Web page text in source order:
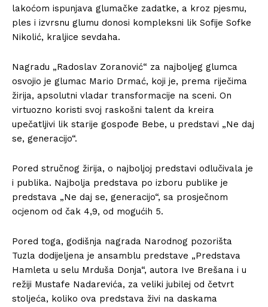
lakoćom ispunjava glumačke zadatke, a kroz pjesmu,
ples i izvrsnu glumu donosi kompleksni lik Sofije Sofke
Nikolić, kraljice sevdaha.
Nagradu „Radoslav Zoranović“ za najboljeg glumca
osvojio je glumac Mario Drmać, koji je, prema riječima
žirija, apsolutni vladar transformacije na sceni. On
virtuozno koristi svoj raskošni talent da kreira
upečatljivi lik starije gospođe Bebe, u predstavi „Ne daj
se, generacijo“.
Pored stručnog žirija, o najboljoj predstavi odlučivala je
i publika. Najbolja predstava po izboru publike je
predstava „Ne daj se, generacijo“, sa prosječnom
ocjenom od čak 4,9, od mogućih 5.
Pored toga, godišnja nagrada Narodnog pozorišta
Tuzla dodijeljena je ansamblu predstave „Predstava
Hamleta u selu Mrduša Donja“, autora Ive Brešana i u
režiji Mustafe Nadarevića, za veliki jubilej od četvrt
stoljeća, koliko ova predstava živi na daskama